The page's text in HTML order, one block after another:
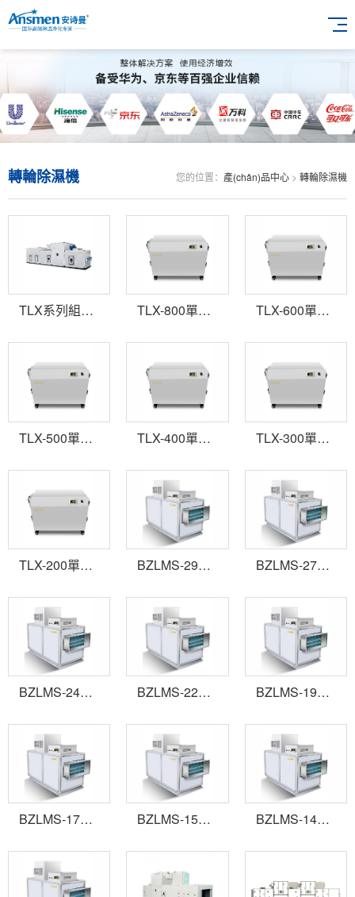
您的位置： 產(chǎn)品中心 > 轉輪除濕機
轉輪除濕機
TLX系列組合式轉輪除濕機 TLX-800單機轉輪除濕機 TLX-600單機轉輪除濕機
TLX-500單機轉輪除濕機 TLX-400單機轉輪除濕機 TLX-300單機轉輪除濕機
TLX-200單機轉輪除濕機 BZLMS-2900轉輪除濕機 BZLMS-2700轉輪除濕機
BZLMS-2400轉輪除濕機 BZLMS-2200轉輪除濕機 BZLMS-1900轉輪除濕機
BZLMS-1700轉輪除濕機 BZLMS-1500轉輪除濕機 BZLMS-1400轉輪除濕機